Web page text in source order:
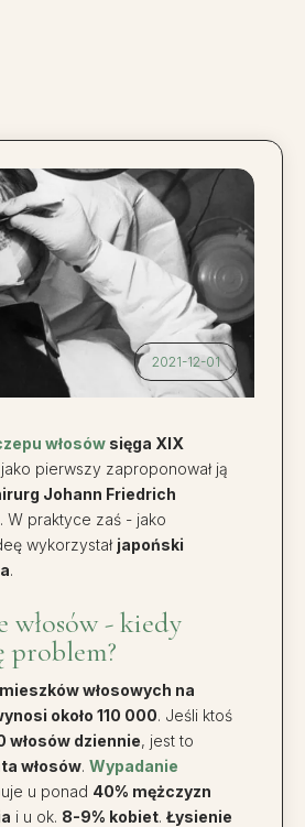
2021-12-01
włosów sięga XIX
pierwszy zaproponował ją
Johann Friedrich
. W praktyce zaś - jako
wykorzystał japoński
.
włosów - kiedy
problem?
włosowych na
około 110 000. Jeśli ktoś
włosów dziennie, jest to
włosów. Wypadanie
u ponad 40% mężczyzn
i u ok. 8-9% kobiet. Łysienie